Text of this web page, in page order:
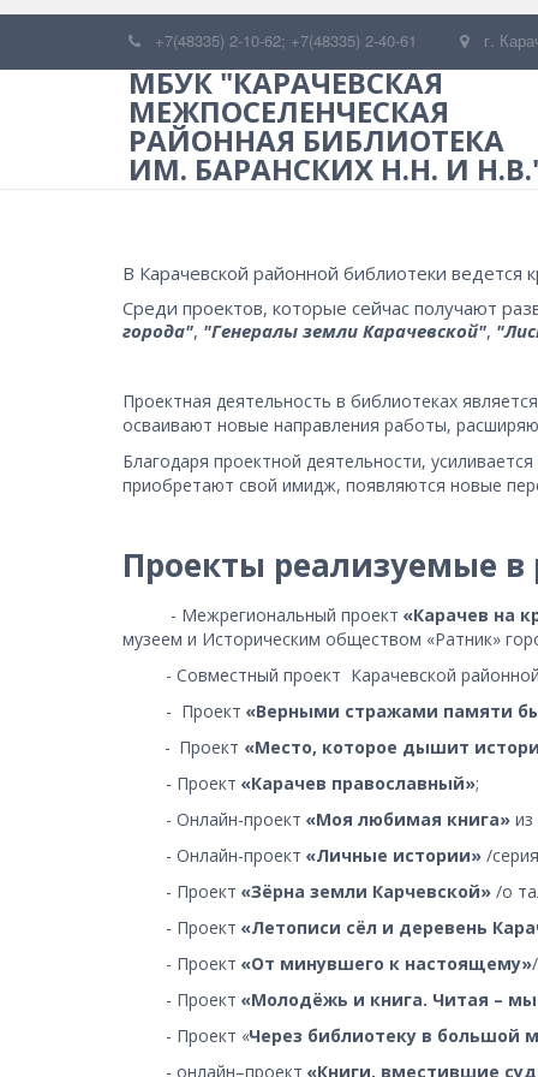
+7(48335) 2-10-62; +7(48335) 2-40-61 г.
МБУК "КАРАЧЕВСКАЯ
МЕЖПОСЕЛЕНЧЕСКАЯ
РАЙОННАЯ БИБЛИОТЕКА
ИМ. БАРАНСКИХ Н.Н. И
В Карачевской районной библиотеки ведется
Среди проектов, которые сейчас получают
города", "Генералы земли Карачевской",
Проектная деятельность в библиотеках
осваивают новые направления работы,
Благодаря проектной деятельности,
приобретают свой имидж, появляются новые
Проекты реализуемые
- Межрегиональный проект «Карачев на
музеем и Историческим обществом «Ратник»
- Совместный проект  Карачевской районной
         -  Проект
«Верными стражами памяти
- Проект «Место, которое дышит
- Проект «Карачев православный»;
- Онлайн-проект «Моя любимая книга»
- Онлайн-проект «Личные истории» /
- Проект «Зёрна земли Карчевской» /о
- Проект «Летописи сёл и деревень
- Проект «От минувшего к настоящему»
- Проект «Молодёжь и книга. Читая –
- Проект «Через библиотеку в большой
- онлайн–проект «Книги, вместившие